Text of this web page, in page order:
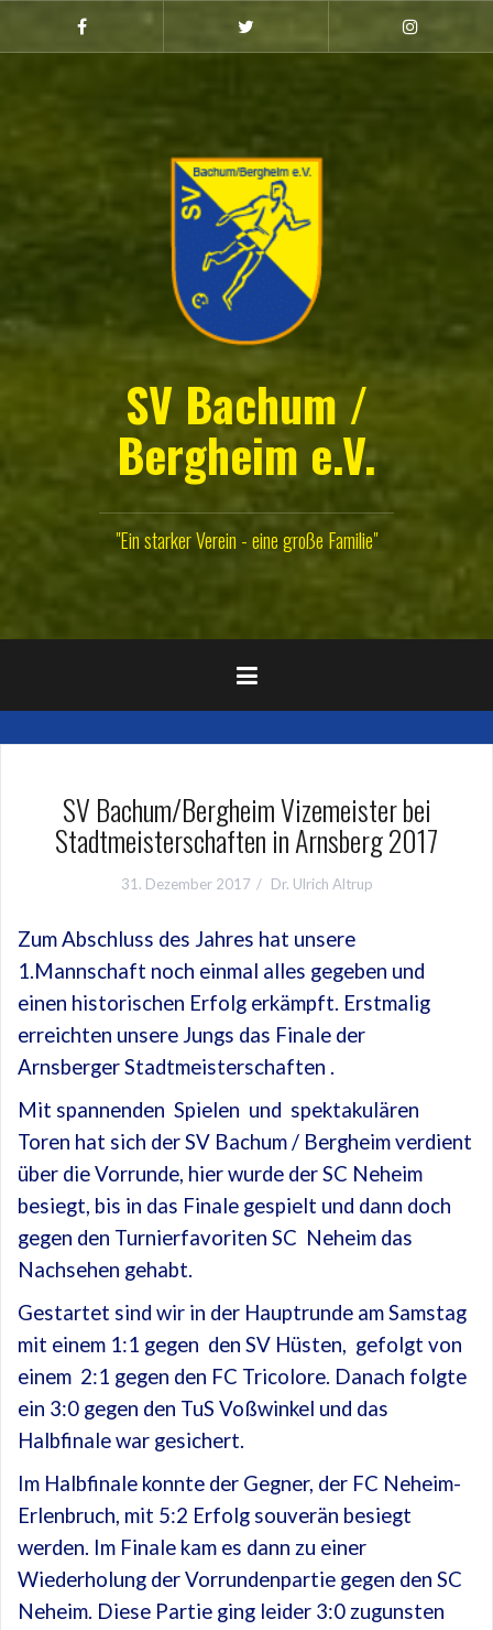
springen
Facebook
Instagram
(Damen)
SV Bachum /
Bergheim e.V.
"Ein starker Verein - eine große Familie"
SV Bachum/Bergheim Vizemeister bei
Stadtmeisterschaften in Arnsberg 2017
31. Dezember 2017 Dr. Ulrich Altrup
Zum Abschluss des Jahres hat unsere
1.Mannschaft noch einmal alles gegeben und
einen historischen Erfolg erkämpft. Erstmalig
erreichten unsere Jungs das Finale der
Arnsberger Stadtmeisterschaften .
Mit spannenden Spielen und spektakulären
Toren hat sich der SV Bachum / Bergheim verdient
über die Vorrunde, hier wurde der SC Neheim
besiegt, bis in das Finale gespielt und dann doch
gegen den Turnierfavoriten SC Neheim das
Nachsehen gehabt.
Gestartet sind wir in der Hauptrunde am Samstag
mit einem 1:1 gegen den SV Hüsten, gefolgt von
einem 2:1 gegen den FC Tricolore. Danach folgte
ein 3:0 gegen den TuS Voßwinkel und das
Halbfinale war gesichert.
Im Halbfinale konnte der Gegner, der FC Neheim-
Erlenbruch, mit 5:2 Erfolg souverän besiegt
werden. Im Finale kam es dann zu einer
Wiederholung der Vorrundenpartie gegen den SC
Neheim. Diese Partie ging leider 3:0 zugunsten